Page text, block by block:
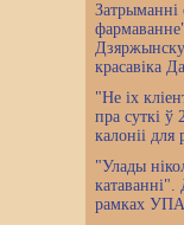
Затрыманні
красавіка
"Не іх
пра суткі
калоніі для
"Улады
катаванні".
рамках УПА